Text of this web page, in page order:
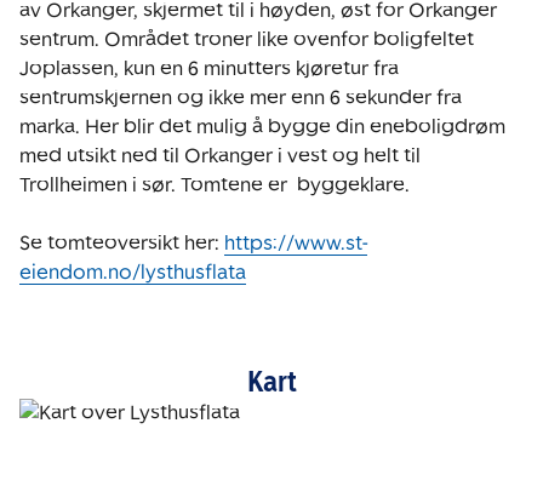
av Orkanger, skjermet til i høyden, øst for Orkanger
sentrum. Området troner like ovenfor boligfeltet
Joplassen, kun en 6 minutters kjøretur fra
sentrumskjernen og ikke mer enn 6 sekunder fra
marka. Her blir det mulig å bygge din eneboligdrøm
med utsikt ned til Orkanger i vest og helt til
Trollheimen i sør. Tomtene er  byggeklare.
Se tomteoversikt her: https://www.st-
eiendom.no/lysthusflata
Kart